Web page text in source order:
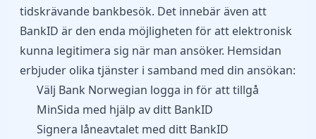
tidskrävande bankbesök. Det innebär även att
BankID är den enda möjligheten för att elektronisk
kunna legitimera sig när man ansöker. Hemsidan
erbjuder olika tjänster i samband med din ansökan:
Välj Bank Norwegian logga in för att tillgå
MinSida med hjälp av ditt BankID
Signera låneavtalet med ditt BankID